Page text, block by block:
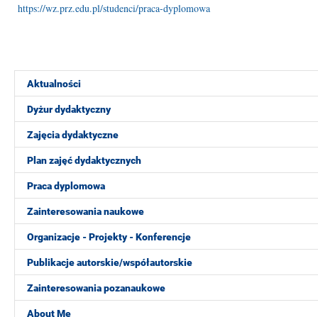
Aktualności
Dyżur dydaktyczny
Zajęcia dydaktyczne
Plan zajęć dydaktycznych
Praca dyplomowa
Zainteresowania naukowe
Organizacje - Projekty - Konferencje
Publikacje autorskie/współautorskie
Zainteresowania pozanaukowe
About Me
https://wz.prz.edu.pl/studenci/praca-dyplomowa